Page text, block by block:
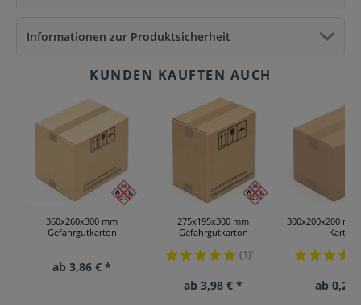
Informationen zur Produktsicherheit
360x260x300 mm
Gefahrgutkarton
ab 3,86 € *
275x195x300 mm
Gefahrgutkarton
(1)¹
ab 3,98 € *
300x200x200
Kartons
ab 0,24